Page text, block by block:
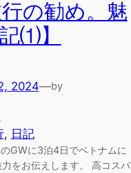
の勧め。魅
⑴】
2024—by
, 日記
GWに3泊4日でベトナムに
をお伝えします。 高コスパ